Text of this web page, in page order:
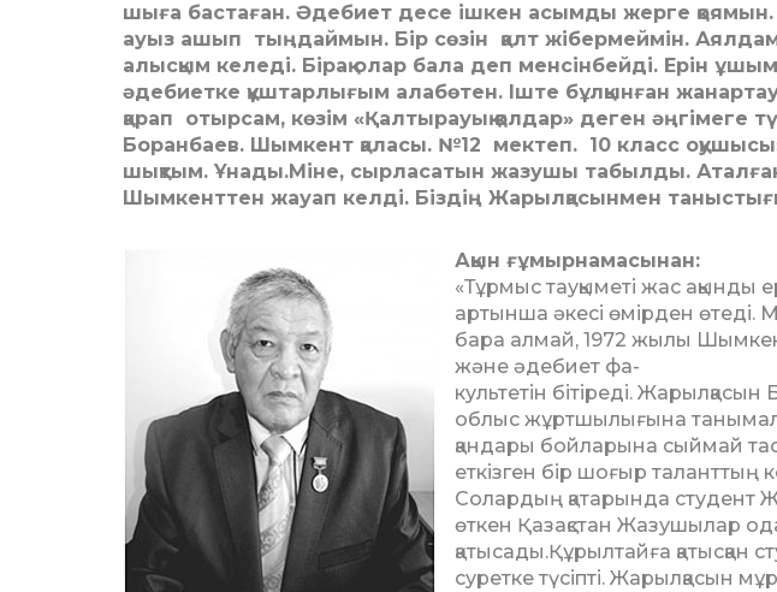
шыға бастаған. Әдебиет десе ішкен асымды жерге
ауыз ашып тыңдаймын. Бір сөзін қалт жібермеймін.
алысқым келеді. Бірақ олар бала деп менсінбейді. Ерін
әдебиетке құштарлығым алабөтен. Іште бұлқынған
қарап отырсам, көзім «Қалтырауық қолдар» деген әңгімеге
Боранбаев. Шымкент қаласы. №12 мектеп. 10 класс
шықтым. Ұнады.Міне, сырласатын жазушы табылды.
Шымкенттен жауап келді. Біздің Жарылқасынмен
Ақын ғұмырнамасынан:
«Тұрмыс тауқыметі жас
артынша әкесі өмірден өтеді.
бара алмай, 1972 жылы
және әдебиет фа­-
ку­льтетін бітіреді.
облыс жұрт­­­шылығына танымал
қандары бойларына сыймай
еткізген бір шо­ғыр таланттың
Солардың қатарында студент
өт­кен Қазақстан Жазушылар
қатысады.Құрылтайға қатысқан
суретке түсіпті. Жарылқасын